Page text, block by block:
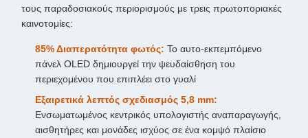
τους παραδοσιακούς περιορισμούς με τρεις πρωτοποριακές
καινοτομίες:
85% Διαπερατότητα φωτός: Το αυτο-εκπεμπόμενο
πάνελ OLED δημιουργεί την ψευδαίσθηση του
περιεχομένου που επιπλέει στο γυαλί
Εξαιρετικά λεπτός σχεδιασμός 5,8 mm:
Ενσωματωμένος κεντρικός υπολογιστής αναπαραγωγής,
αισθητήρες και μονάδες ισχύος σε ένα κομψό πλαίσιο